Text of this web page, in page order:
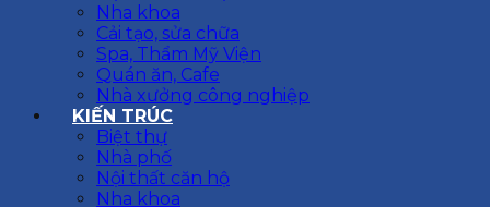
Nha khoa
Cải tạo, sửa chữa
Spa, Thẩm Mỹ Viện
Quán ăn, Cafe
Nhà xưởng công nghiệp
KIẾN TRÚC
Biệt thự
Nhà phố
Nội thất căn hộ
Nha khoa